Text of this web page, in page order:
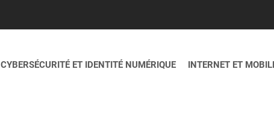
CYBERSÉCURITÉ ET IDENTITÉ NUMÉRIQUE INTERNET ET